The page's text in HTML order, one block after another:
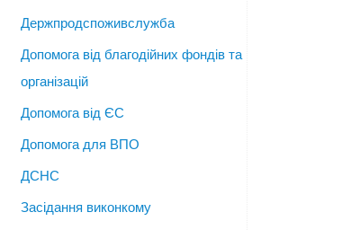
Держпродспоживслужба
Допомога від благодійних фондів та
організацій
Допомога від ЄС
Допомога для ВПО
ДСНС
Засідання виконкому